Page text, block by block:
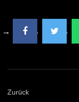
WICHTIG:
Du solltest
Streaming nicht
Zurück